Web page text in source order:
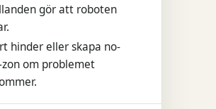
gör att roboten
hinder eller skapa no-
om problemet